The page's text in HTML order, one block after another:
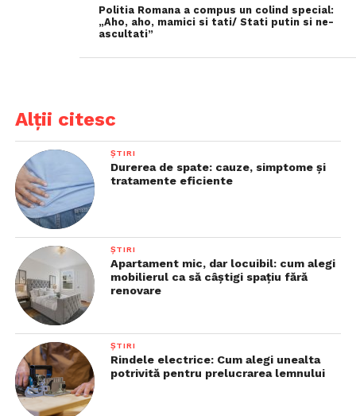
Politia Romana a compus un colind special:
„Aho, aho, mamici si tati/ Stati putin si ne-
ascultati”
Alții citesc
ȘTIRI
Durerea de spate: cauze, simptome și
tratamente eficiente
ȘTIRI
Apartament mic, dar locuibil: cum alegi
mobilierul ca să câștigi spațiu fără
renovare
ȘTIRI
Rindele electrice: Cum alegi unealta
potrivită pentru prelucrarea lemnului